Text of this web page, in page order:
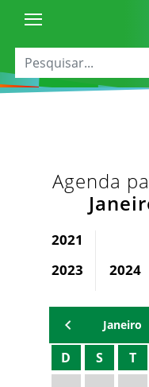
Agenda
2021
2023
2024
Janeiro
D S T